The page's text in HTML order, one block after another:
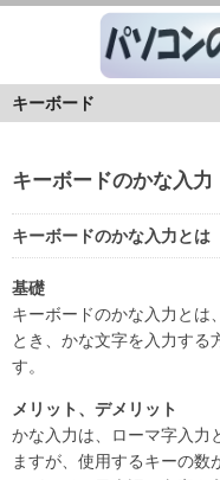
キーボード
キーボードのかな入力
キーボードのかな入力とは
基礎
キーボードのかな入力とは
とき、かな文字を入力する
す。
メリット、デメリット
かな入力は、ローマ字入力
ますが、使用するキーの数